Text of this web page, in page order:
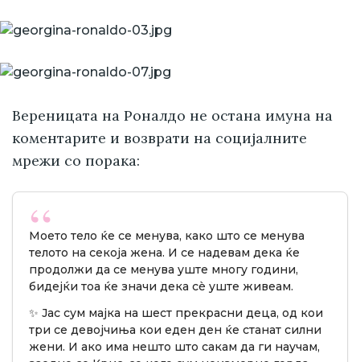
Вереницата на Роналдо не остана имуна на
коментарите и возврати на социјалните
мрежи со порака:
Моето тело ќе се менува, како што се менува
телото на секоја жена. И се надевам дека ќе
продолжи да се менува уште многу години,
бидејќи тоа ќе значи дека сè уште живеам.
✨ Јас сум мајка на шест прекрасни деца, од кои
три се девојчиња кои еден ден ќе станат силни
жени. И ако има нешто што сакам да ги научам,